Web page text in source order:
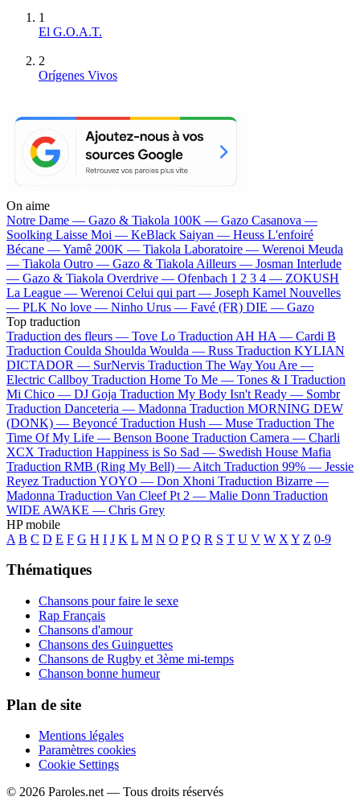
1
El G.O.A.T.
2
Orígenes Vivos
On aime
Notre Dame — Gazo & Tiakola 100K — Gazo Casanova —
Soolking Laisse Moi — KeBlack Saiyan — Heuss L'enfoiré
Bécane —Yamê 200K — Tiakola Laboratoire — Werenoi Meuda
— Tiakola Outro — Gazo & Tiakola Ailleurs — Josman Interlude
— Gazo & Tiakola Overdrive — Ofenbach 1 2 3 4 — ZOKUSH
La League — Werenoi Celui qui part — Joseph Kamel Nouvelles
— PLK No love — Ninho Urus — Favé (FR) DIE — Gazo
Top traduction
Traduction des fleurs — Tove Lo Traduction AH HA — Cardi B
Traduction Coulda Shoulda Woulda — Russ Traduction KYLIAN
DICTADOR — SurNervis Traduction The Way You Are —
Electric Callboy Traduction Home To Me — Tones & I Traduction
Mi Chico — DJ Goja Traduction My Body Isn't Ready — Sombr
Traduction Danceteria — Madonna Traduction MORNING DEW
(DONK) — Beyoncé Traduction Hush — Muse Traduction The
Time Of My Life — Benson Boone Traduction Camera — Charli
XCX Traduction Happiness is So Sad — Swedish House Mafia
Traduction RMB (Ring My Bell) — Aitch Traduction 99% — Jessie
Reyez Traduction YOYO — Don Xhoni Traduction Bizarre —
Madonna Traduction Van Cleef Pt 2 — Malie Donn Traduction
WIDE AWAKE — Chris Grey
HP mobile
A B C D E F G H I J K L M N O P Q R S T U V W X Y Z 0-9
Thématiques
Chansons pour faire le sexe
Rap Français
Chansons d'amour
Chansons des Guinguettes
Chansons de Rugby et 3ème mi-temps
Chanson bonne humeur
Plan de site
Mentions légales
Paramètres cookies
Cookie Settings
© 2026 Paroles.net — Tous droits réservés